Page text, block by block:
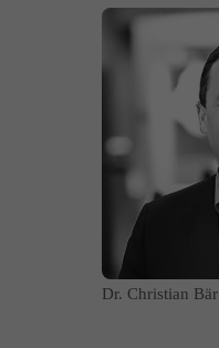
Dr. Christian Bär